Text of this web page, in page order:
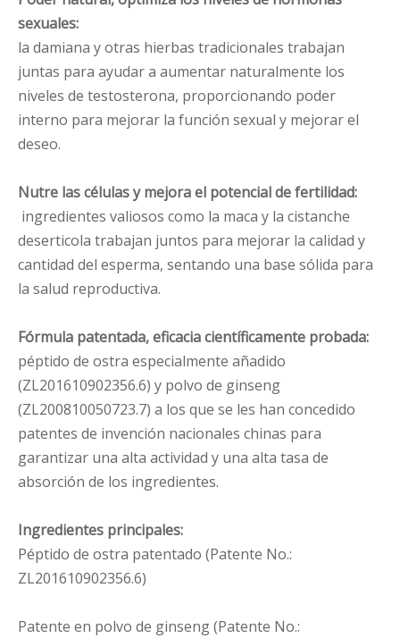
sexuales:
la damiana y otras hierbas tradicionales trabajan
juntas para ayudar a aumentar naturalmente los
niveles de testosterona, proporcionando poder
interno para mejorar la función sexual y mejorar el
deseo.
Nutre las células y mejora el potencial de fertilidad:
ingredientes valiosos como la maca y la cistanche
deserticola trabajan juntos para mejorar la calidad y
cantidad del esperma, sentando una base sólida para
la salud reproductiva.
Fórmula patentada, eficacia científicamente probada:
péptido de ostra especialmente añadido
(ZL201610902356.6) y polvo de ginseng
(ZL200810050723.7) a los que se les han concedido
patentes de invención nacionales chinas para
garantizar una alta actividad y una alta tasa de
absorción de los ingredientes.
Ingredientes principales:
Péptido de ostra patentado (Patente No.:
ZL201610902356.6)
Patente en polvo de ginseng (Patente No.: